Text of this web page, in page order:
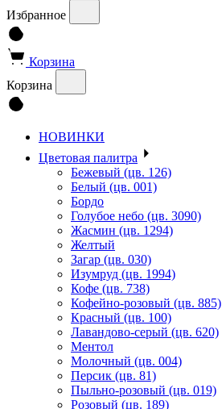
Избранное
Корзина
Корзина
НОВИНКИ
Цветовая палитра
Бежевый (цв. 126)
Белый (цв. 001)
Бордо
Голубое небо (цв. 3090)
Жасмин (цв. 1294)
Желтый
Загар (цв. 030)
Изумруд (цв. 1994)
Кофе (цв. 738)
Кофейно-розовый (цв. 885)
Красный (цв. 100)
Лавандово-серый (цв. 620)
Ментол
Молочный (цв. 004)
Персик (цв. 81)
Пыльно-розовый (цв. 019)
Розовый (цв. 189)